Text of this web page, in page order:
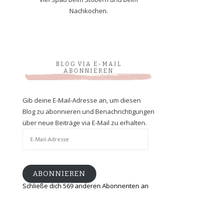
Nachkochen.
BLOG VIA E-MAIL
ABONNIEREN
Gib deine E-Mail-Adresse an, um diesen
Blog zu abonnieren und Benachrichtigungen
über neue Beiträge via E-Mail zu erhalten.
ABONNIEREN
Schließe dich 569 anderen Abonnenten an